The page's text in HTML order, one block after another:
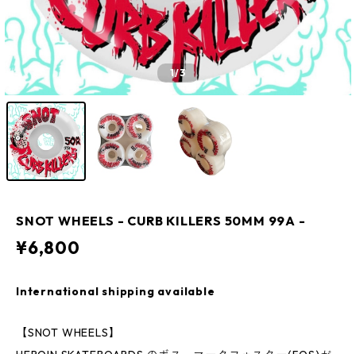
1/3
SNOT WHEELS - CURB KILLERS 50MM 99A -
¥6,800
International shipping available
【SNOT WHEELS】